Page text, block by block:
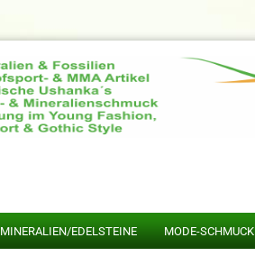
MINERALIEN/EDELSTEINE MODE-SCHMUCK